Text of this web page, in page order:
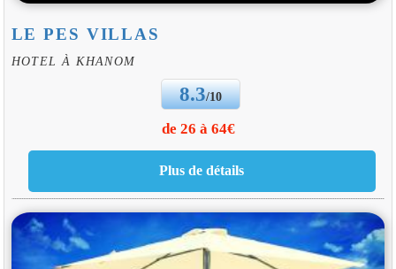
LE PES VILLAS
HOTEL À KHANOM
8.3/10
de 26 à 64€